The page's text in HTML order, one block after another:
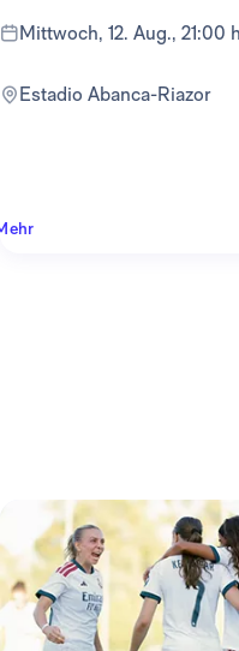
Mittwoch, 12. Aug., 21:00 h
Estadio Abanca-Riazor